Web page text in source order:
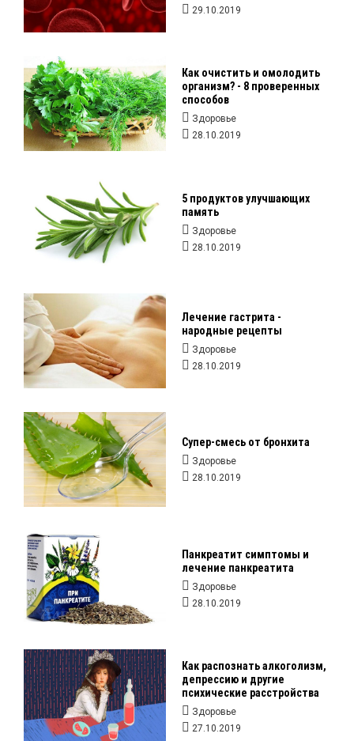
29.10.2019
Как очистить и омолодить
организм? - 8 проверенных
способов
Здоровье
28.10.2019
5 продуктов улучшающих
память
Здоровье
28.10.2019
Лечение гастрита -
народные рецепты
Здоровье
28.10.2019
Супер-смесь от бронхита
Здоровье
28.10.2019
Панкреатит симптомы и
лечение панкреатита
Здоровье
28.10.2019
Как распознать алкоголизм,
депрессию и другие
психические расстройства
Здоровье
27.10.2019